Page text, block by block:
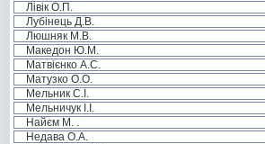
Лівік О.П.
Лубінець Д.В.
Люшняк М.В.
Македон Ю.М.
Матвієнко А.С.
Матузко О.О.
Мельник С.І.
Мельничук І.І.
Найєм М. .
Недава О.А.